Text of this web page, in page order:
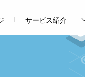
サービス紹介